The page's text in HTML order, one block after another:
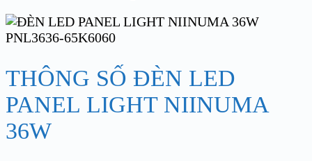
THÔNG SỐ ĐÈN LED
PANEL LIGHT NIINUMA
36W